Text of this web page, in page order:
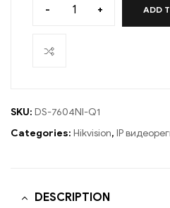
- + ADD
SKU: DS-7604NI-Q1
Categories: Hikvision, IP
DESCRIPTION